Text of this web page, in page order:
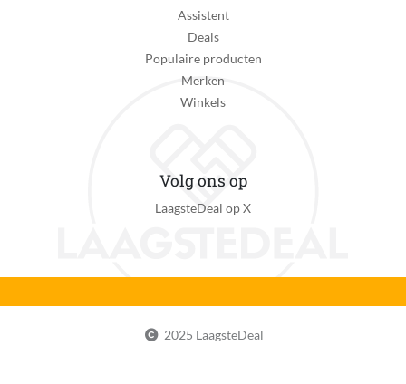
Assistent
Deals
Populaire producten
Merken
Winkels
Volg ons op
LaagsteDeal op X
2025 LaagsteDeal